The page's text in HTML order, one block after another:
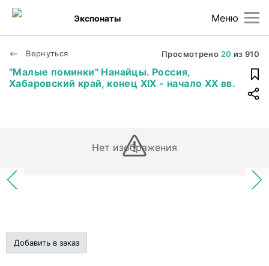
Меню
Экспонаты
Вернуться Просмотрено 20 из 910
"Малые поминки" Нанайцы. Россия,
Хабаровский край, конец XIX - начало XX вв.
Нет изображения
Добавить в заказ